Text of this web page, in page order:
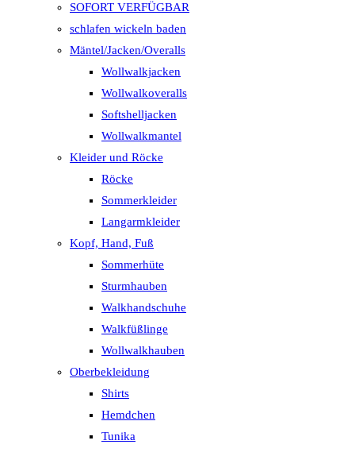
SOFORT VERFÜGBAR
schlafen wickeln baden
Mäntel/Jacken/Overalls
Wollwalkjacken
Wollwalkoveralls
Softshelljacken
Wollwalkmantel
Kleider und Röcke
Röcke
Sommerkleider
Langarmkleider
Kopf, Hand, Fuß
Sommerhüte
Sturmhauben
Walkhandschuhe
Walkfüßlinge
Wollwalkhauben
Oberbekleidung
Shirts
Hemdchen
Tunika